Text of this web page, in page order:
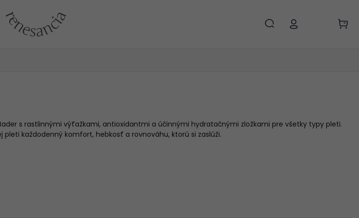
s rastlinnými výťažkami, antioxidantmi a účinnými hydratačnými zložkami pre všetky typy pleti.
každodenný komfort, hebkosť a rovnováhu, ktorú si zaslúži.